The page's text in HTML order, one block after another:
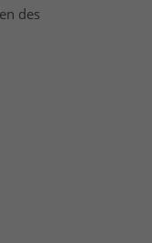
des